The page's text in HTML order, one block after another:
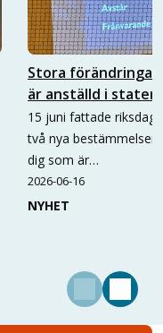
Stora förändringar
är anställd i staten
15 juni fattade
två nya bestämmelser
dig som är…
2026-06-16
NYHET